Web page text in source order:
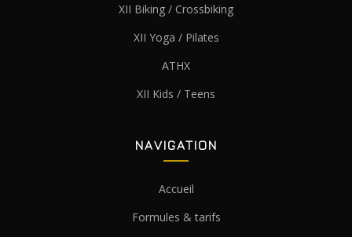
XII Biking / Crossbiking
XII Yoga / Pilates
ATHX
XII Kids / Teens
NAVIGATION
Accueil
Formules & tarifs